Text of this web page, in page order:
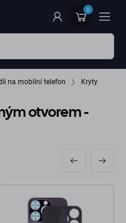
0
na mobilní telefon Kryty
otvorem-